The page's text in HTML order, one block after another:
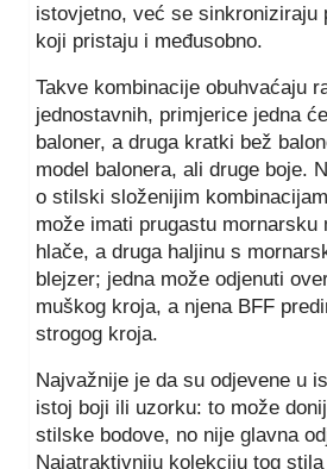
istovjetno, već se sinkroniziraju
koji pristaju i međusobno.
Takve kombinacije obuhvaćaju
jednostavnih, primjerice jedna
baloner, a druga kratki bež
model balonera, ali druge boje.
o stilski složenijim
može imati prugastu mornarsku
hlače, a druga haljinu s
blejzer; jedna može odjenuti
muškog kroja, a njena BFF
strogog kroja.
Najvažnije je da su odjevene u
istoj boji ili uzorku: to može
stilske bodove, no nije glavna
Najatraktivniju kolekciju tog